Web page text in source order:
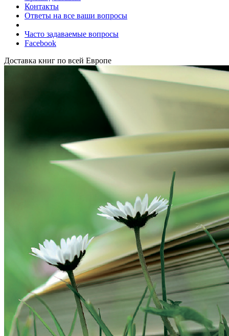
Контакты
Ответы на все ваши вопросы
Часто задаваемые вопросы
Facebook
Доставка книг по всей Европе